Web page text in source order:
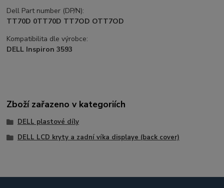
Dell Part number (DP/N):
TT70D 0TT70D TT7OD OTT7OD
Kompatibilita dle výrobce:
DELL Inspiron 3593
Zboží zařazeno v kategoriích
DELL plastové díly
DELL LCD kryty a zadní víka displaye (back cover)